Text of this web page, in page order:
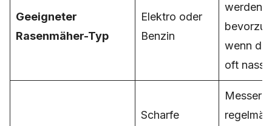
Geeigneter
Rasenmäher-Typ
Elektro oder
Benzin
werden
wenn
oft nass
Scharfe
Messer